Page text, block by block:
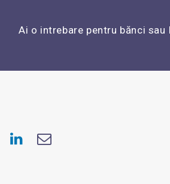
Ai o intrebare pentru bănci